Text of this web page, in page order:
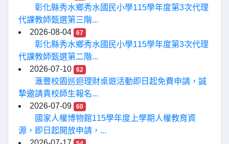
彰化縣秀水鄉秀水國民小學115學年度第3次代理
代課教師甄選第三階...
2026-08-04
67
彰化縣秀水鄉秀水國民小學115學年度第3次代理
代課教師甄選第二階...
2026-07-10
62
滙豐校園巡迴理財桌遊活動即日起免費申請，誠
摯邀請貴校師生報名...
2026-07-09
60
國家人權博物館115學年度上學期人權教育資
源，即日起開放申請，...